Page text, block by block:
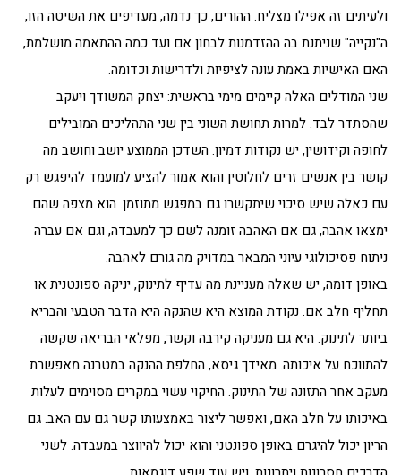
ולעיתים זה אפילו מצליח. ההורים, כך נדמה, מעדיפים את השיטה הזו,
ה"נקייה" שניתנת בה ההזדמנות לבחון אם ועד כמה ההתאמה מושלמת,
האם האישיות באמת עונה לציפיות ולדרישות וכדומה.
שני המודלים האלה קיימים מימי בראשית: יצחק המשודך ויעקב
שהסתדר לבד. למרות תחושת השוני בין שני התהליכים המובילים
לחופה וקידושין, יש נקודות דמיון. השדכן הממוצע יושב וחושב מה
קושר בין אנשים זרים לחלוטין והוא אמור להציע למועמד להיפגש רק
עם כאלה שיש סיכוי שיתקשרו גם במפגש מתוזמן. הוא מצפה שהם
ימצאו אהבה, גם אם האהבה זומנה לשם כך למעבדה, וגם אם עברה
ניתוח פסיכולוגי עיוני המבאר במדויק מה גורם לאהבה.
באופן דומה, יש שאלה מעניינת מה עדיף לתינוק, יניקה ספונטנית או
תחליף חלב אם. נקודת המוצא היא שהנקה היא הדבר הטבעי והבריא
ביותר לתינוק. היא גם מעניקה קירבה וקשר, מפלאי הבריאה שקשה
להתווכח על איכותה. מאידך גיסא, החלפת ההנקה במטרנה מאפשרת
מעקב אחר התזונה של התינוק. החיקוי עשוי במקרים מסוימים לעלות
באיכותו על חלב האם, ואפשר ליצור באמצעותו קשר גם עם האב. גם
הריון יכול להיגרם באופן ספונטני והוא יכול להיווצר במעבדה. לשני